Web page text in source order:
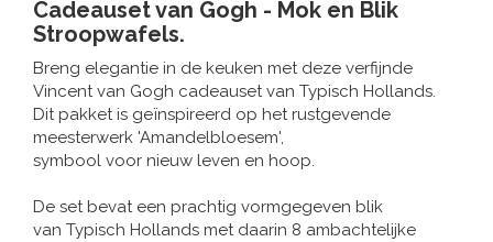
Wens & Ansichtkaarten
Koninghuis artikelen
Pins - Speldjes
Wandborden - Gekleurd en Delfts blauw
Delfts blauwe magneten
Delfts blauwe Fashionitems
Cadeauset van Gogh - Mok en Blik
Stroopwafels.
Breng elegantie in de keuken met deze verfijnde
Vincent van Gogh cadeauset van Typisch Hollands.
Dit pakket is geïnspireerd op het rustgevende
meesterwerk 'Amandelbloesem',
symbool voor nieuw leven en hoop.
De set bevat een prachtig vormgegeven blik
van Typisch Hollands met daarin 8 ambachtelijke